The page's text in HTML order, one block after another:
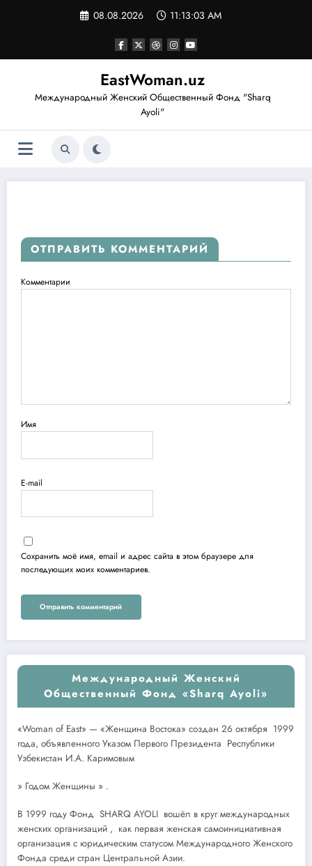
08.08.2026 11:13:04 AM
EastWoman.uz
Международный Женский Общественный Фонд "Sharq
Ayoli"
Международный Женский
Общественный Фонд «Sharq Ayoli»
«Woman of East» — «Женщина Востока» создан 26 октября 1999
года, объявленного Указом Первого Президента Республики
Узбекистан И.А. Каримовым
» Годом Женщины » .
В 1999 году Фонд SHARQ AYOLI вошёл в круг международных
женских организаций , как первая женская самоинициативная
организация с юридическим статусом Международного Женского
Фонда среди стран Центральной Азии.
ОТПРАВИТЬ КОММЕНТАРИЙ
Комментарии
Имя
E-mail
Сохранить моё имя, email и адрес сайта в этом браузере для
последующих моих комментариев.